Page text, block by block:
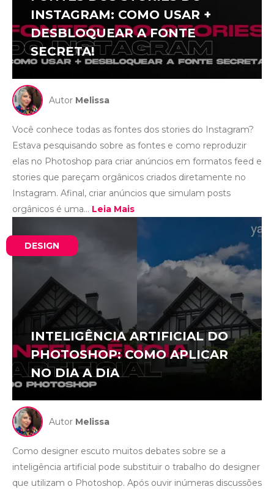
INSTAGRAM: COMO USAR +
DESBLOQUEAR A FONTE
SECRETA!
Autor Melissa
Você conhece todas as fontes dos stories do Instagram?
Estava pesquisando sobre as fontes e como reproduzir
elas no Photoshop para criar anúncios em formatos feed e
stories que pareçam orgânicos criados diretamente no
Instagram. Afinal, criar anúncios que simulam posts
orgânicos é uma... Leia Mais
DESIGN
INTELIGÊNCIA ARTIFICIAL DO
PHOTOSHOP: COMO APLICAR
NO DIA A DIA
Autor Melissa
Como designer escuto muitos debates sobre se a
inteligência artificial pode substituir o trabalho do designer
que utilizam o Photoshop. Após ouvir inúmeras discussões